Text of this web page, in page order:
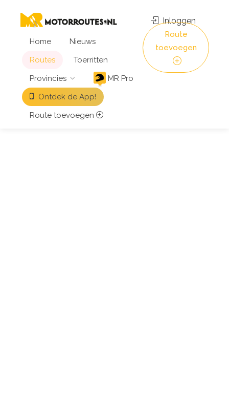
Home
Nieuws
Routes
Toerritten
Provincies
MR Pro
Ontdek de App!
Route toevoegen
Inloggen
Route
toevoegen